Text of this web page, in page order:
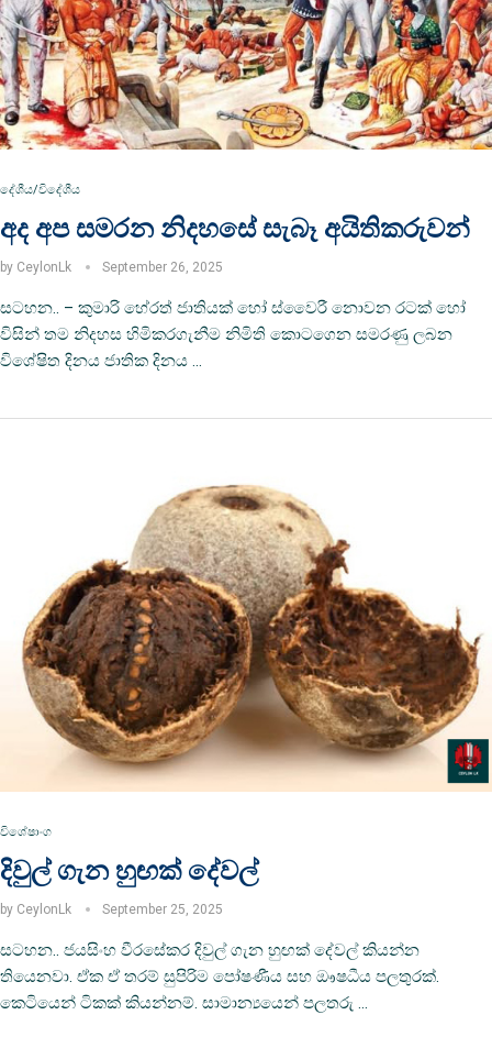
දේශීය/විදේශීය
අද අප සමරන නිදහසේ සැබෑ අයිතිකරුවන්
by CeylonLk September 26, 2025
සටහන.. – කුමාරි හේරත් ජාතියක් හෝ ස්වෛරී නොවන රටක් හෝ
විසින් තම නිදහස හිමිකරගැනීම නිමිති කොටගෙන සමරණු ලබන
විශේෂිත දිනය ජාතික දිනය …
විශේෂාංග
දිවුල් ගැන හුඟක් දේවල්
by CeylonLk September 25, 2025
සටහන.. ජයසිංහ වීරසේකර දිවුල් ගැන හුඟක් දේවල් කියන්න
තියෙනවා. ඒක ඒ තරම් සුපිරිම පෝෂණීය සහ ඖෂධීය පලතුරක්.
කෙටියෙන් ටිකක් කියන්නම්. සාමාන්‍යයෙන් පලතරු …